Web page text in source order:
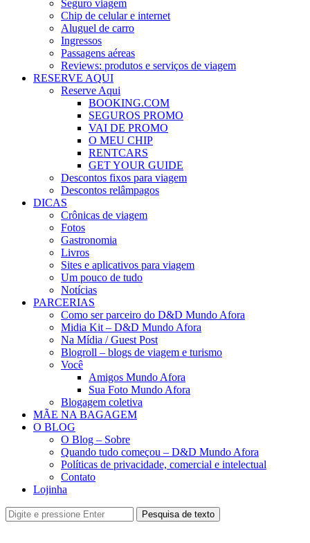
Seguro viagem
Chip de celular e internet
Aluguel de carro
Ingressos
Passagens aéreas
Reviews: produtos e serviços de viagem
RESERVE AQUI
Reserve Aqui
BOOKING.COM
SEGUROS PROMO
VAI DE PROMO
O MEU CHIP
RENTCARS
GET YOUR GUIDE
Descontos fixos para viagem
Descontos relâmpagos
DICAS
Crônicas de viagem
Fotos
Gastronomia
Livros
Sites e aplicativos para viagem
Um pouco de tudo
Notícias
PARCERIAS
Como ser parceiro do D&D Mundo Afora
Midia Kit – D&D Mundo Afora
Na Mídia / Guest Post
Blogroll – blogs de viagem e turismo
Você
Amigos Mundo Afora
Sua Foto Mundo Afora
Blogagem coletiva
MÃE NA BAGAGEM
O BLOG
O Blog – Sobre
Quando tudo começou – D&D Mundo Afora
Políticas de privacidade, comercial e intelectual
Contato
Lojinha
Pesquisa de texto